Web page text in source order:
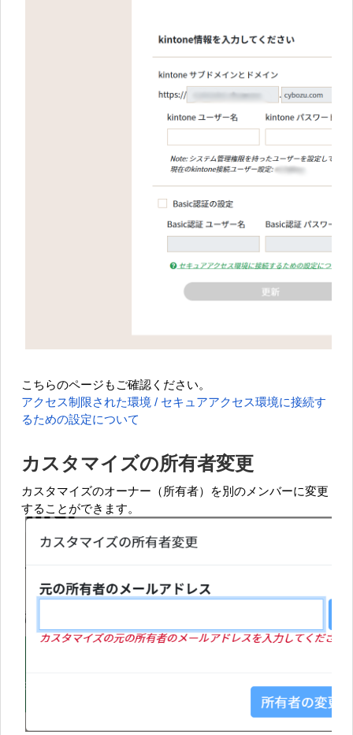
こちらのページもご確認ください。
アクセス制限された環境 / セキュアアクセス環境に接続す
るための設定について
カスタマイズの所有者変更
カスタマイズのオーナー（所有者）を別のメンバーに変更
することができます。